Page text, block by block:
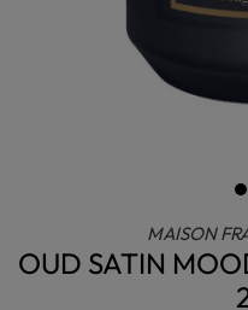
MAISON
OUD SATIN